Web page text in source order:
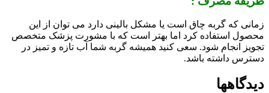
زمانی که گربه چاق است یا مشکل بالینی دارد می توان از این
محصول استفاده کرد اما بهتر است که با مشورت پزشک متخصص
تجویز انجام شود. سعی کنید همیشه گربه شما آب تازه و تمیز در
دسترس داشته باشد.
دیدگاهها